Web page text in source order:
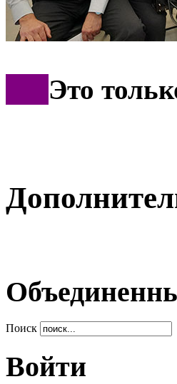
Это
Поиск
Войти